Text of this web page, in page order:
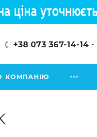
+38 073 367-14-14
КОМПАНІЮ